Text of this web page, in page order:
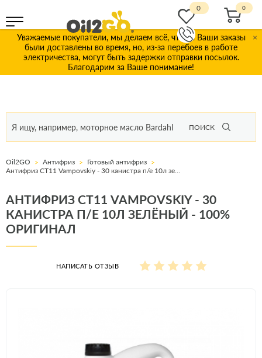
Уважаемые покупатели, мы делаем всё, чтобы Ваши заказы
были доставлены во время, но, из-за перебоев в работе
электричества, могут быть задержки отправки посылок.
Благодарим за Ваше понимание!
×
ПОИСК
0
Oil2GO Антифриз
Готовый антифриз
АНТИФРИЗ СТ11 VAMPOVSKIY - 30
КАНИСТРА П/Е 10Л ЗЕЛЁНЫЙ - 100%
ОРИГИНАЛ
НАПИСАТЬ ОТЗЫВ